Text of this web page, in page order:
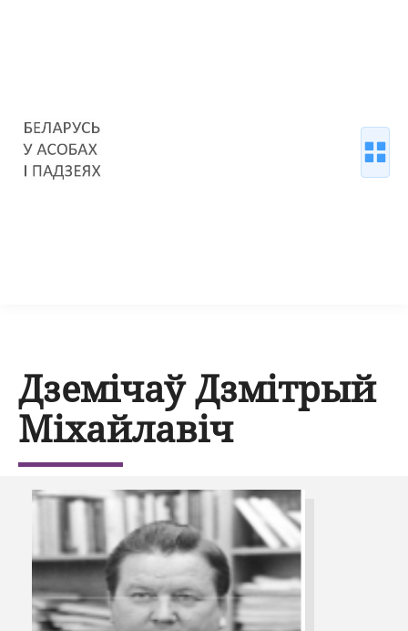
Дземічаў Дзмітрый
Міхайлавіч